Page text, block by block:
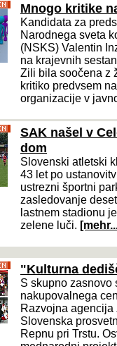
Mnogo kritike
Kandidata za
Narodnega sveta
(NSKS) Valentin
na krajevnih
Zili bila soočena z
kritiko predvsem
organizacije v
SAK našel v
dom
Slovenski atletski
43 let po
ustrezni športni
zasledovanje
lastnem stadionu
zelene luči.
"Kulturna
S skupno zasnovo
nakupovalnega
Razvojna
Slovenska
Repnu pri Trstu.